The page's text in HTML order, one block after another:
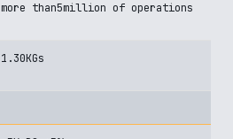
more than5million of operations
1.30KGs